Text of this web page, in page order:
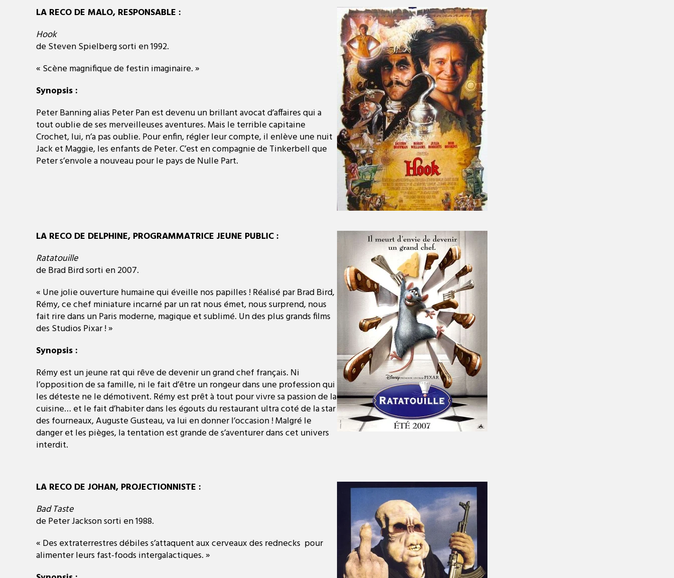
LA RECO DE MALO, RESPONSABLE :
Hook
de Steven Spielberg sorti en 1992.
« Scène magnifique de festin imaginaire. »
Synopsis :
Peter Banning alias Peter Pan est devenu un brillant avocat d’affaires qui a
tout oublie de ses merveilleuses aventures. Mais le terrible capitaine
Crochet, lui, n’a pas oublie. Pour enfin, régler leur compte, il enlève une nuit
Jack et Maggie, les enfants de Peter. C’est en compagnie de Tinkerbell que
Peter s’envole a nouveau pour le pays de Nulle Part.
LA RECO DE DELPHINE, PROGRAMMATRICE JEUNE PUBLIC :
Ratatouille
de Brad Bird sorti en 2007.
« Une jolie ouverture humaine qui éveille nos papilles ! Réalisé par Brad Bird,
Rémy, ce chef miniature incarné par un rat nous émet, nous surprend, nous
fait rire dans un Paris moderne, magique et sublimé. Un des plus grands films
des Studios Pixar ! »
Synopsis :
Rémy est un jeune rat qui rêve de devenir un grand chef français. Ni
l’opposition de sa famille, ni le fait d’être un rongeur dans une profession qui
les déteste ne le démotivent. Rémy est prêt à tout pour vivre sa passion de la
cuisine… et le fait d’habiter dans les égouts du restaurant ultra coté de la star
des fourneaux, Auguste Gusteau, va lui en donner l’occasion ! Malgré le
danger et les pièges, la tentation est grande de s’aventurer dans cet univers
interdit.
LA RECO DE JOHAN, PROJECTIONNISTE :
Bad Taste
de Peter Jackson sorti en 1988.
« Des extraterrestres débiles s’attaquent aux cerveaux des rednecks pour
alimenter leurs fast-foods intergalactiques. »